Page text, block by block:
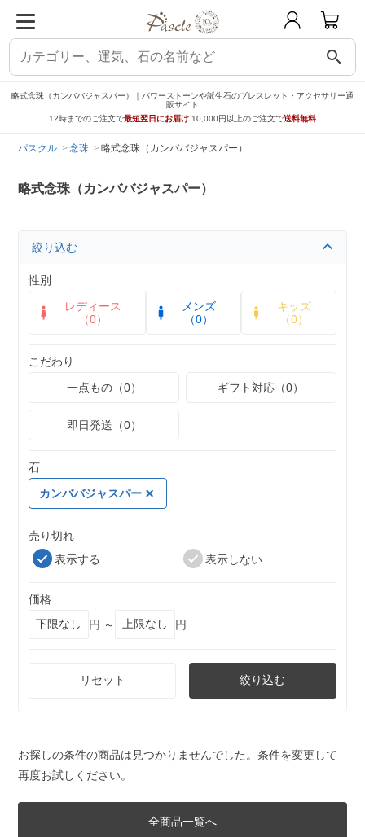
search
略式念珠（カンババジャスパー）｜パワーストーンや誕生石のブレスレット・アクセサリー通
販サイト
12時までのご注文で最短翌日にお届け 10,000円以上のご注文で送料無料
パスクル 念珠 略式念珠（カンババジャスパー）
略式念珠（カンババジャスパー）
絞り込む
性別
レディース
（0）
メンズ
（0）
キッズ
（0）
こだわり
一点もの（0）
ギフト対応（0）
即日発送（0）
石
カンババジャスパー
売り切れ
表示する
表示しない
価格
円 ～
円
リセット 絞り込む
お探しの条件の商品は見つかりませんでした。条件を変更して
再度お試しください。
全商品一覧へ